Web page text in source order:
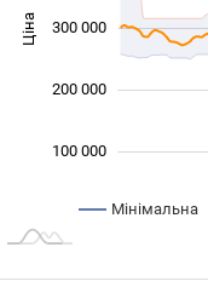
Ціна 100 000
100 000
200 000
300 000
Мінімальна